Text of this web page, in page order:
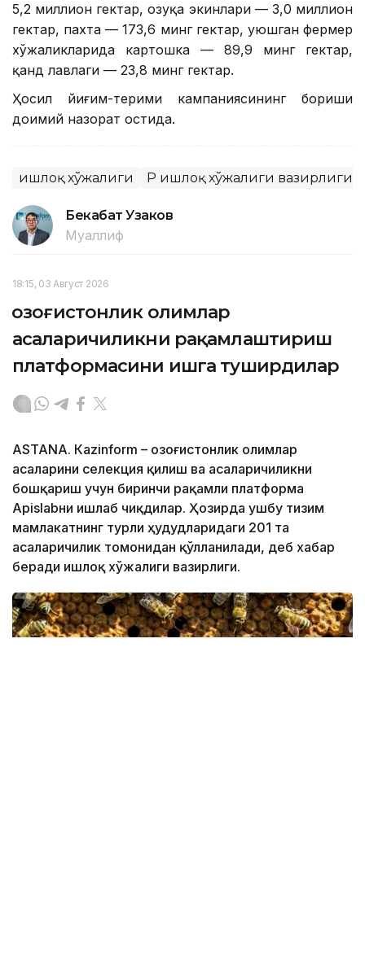
5,2 миллион гектар, озуқа экинлари — 3,0 миллион
гектар, пахта — 173,6 минг гектар, уюшган фермер
хўжаликларида картошка — 89,9 минг гектар,
қанд лавлаги — 23,8 минг гектар.
Ҳосил йиғим-терими кампаниясининг бориши
доимий назорат остида.
Қишлоқ хўжалиги ҚР Қишлоқ хўжалиги вазирлиги
Бекабат Узаков
Муаллиф
18:15, 03 Август 2026
Қозоғистонлик олимлар
асаларичиликни рақамлаштириш
платформасини ишга туширдилар
ASTANА. Кazinform – Қозоғистонлик олимлар
асаларини селекция қилиш ва асаларичиликни
бошқариш учун биринчи рақамли платформа
Apislabни ишлаб чиқдилар. Ҳозирда ушбу тизим
мамлакатнинг турли ҳудудларидаги 201 та
асаларичилик томонидан қўлланилади, деб хабар
беради Қишлоқ хўжалиги вазирлиги.